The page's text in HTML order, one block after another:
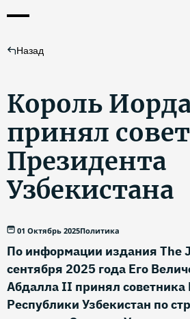
Назад
Король
принял
Президента
Узбекистана
01 Октябрь 2025Политика
По информации издания The
сентября 2025 года Его
Абдалла II принял советника
Республики Узбекистан по